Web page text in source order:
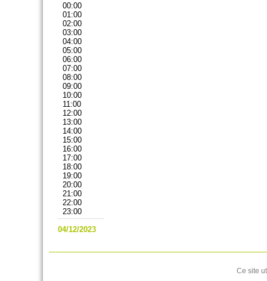
00:00
01:00
02:00
03:00
04:00
05:00
06:00
07:00
08:00
09:00
10:00
11:00
12:00
13:00
14:00
15:00
16:00
17:00
18:00
19:00
20:00
21:00
22:00
23:00
04/12/2023
Ce site